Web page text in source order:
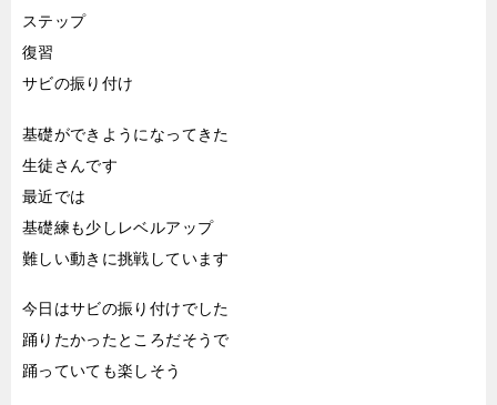
ステップ
復習
サビの振り付け
基礎ができようになってきた
生徒さんです
最近では
基礎練も少しレベルアップ
難しい動きに挑戦しています
今日はサビの振り付けでした
踊りたかったところだそうで
踊っていても楽しそう